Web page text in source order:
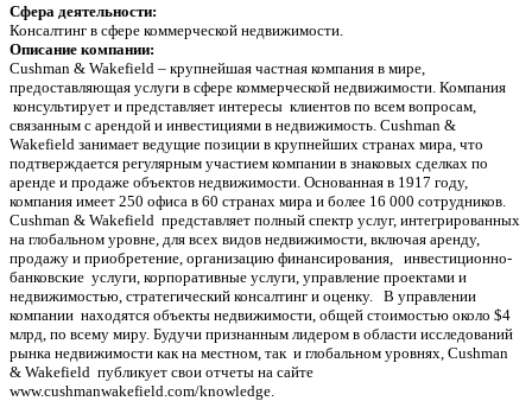
Сфера деятельности:
Консалтинг в сфере коммерческой недвижимости.
Описание компании:
Cushman & Wakefield – крупнейшая частная компания в мире,
предоставляющая услуги в сфере коммерческой недвижимости. Компания
консультирует и представляет интересы клиентов по всем вопросам,
связанным с арендой и инвестициями в недвижимость. Cushman &
Wakefield занимает ведущие позиции в крупнейших странах мира, что
подтверждается регулярным участием компании в знаковых сделках по
аренде и продаже объектов недвижимости. Основанная в 1917 году,
компания имеет 250 офиса в 60 странах мира и более 16 000 сотрудников.
Cushman & Wakefield представляет полный спектр услуг, интегрированных
на глобальном уровне, для всех видов недвижимости, включая аренду,
продажу и приобретение, организацию финансирования, инвестиционно-
банковские услуги, корпоративные услуги, управление проектами и
недвижимостью, стратегический консалтинг и оценку. В управлении
компании находятся объекты недвижимости, общей стоимостью около $4
млрд, по всему миру. Будучи признанным лидером в области исследований
рынка недвижимости как на местном, так и глобальном уровнях, Cushman
& Wakefield публикует свои отчеты на сайте
www.cushmanwakefield.com/knowledge.